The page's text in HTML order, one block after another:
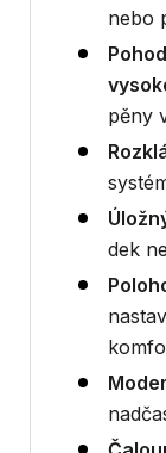
nebo
pěny
dek